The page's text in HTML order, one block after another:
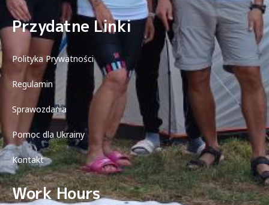
Przydatne Linki
Polityka Prywatności
Regulamin
Sprawozdania
Pomoc dla Ukrainy
Kontakt
Work Hours